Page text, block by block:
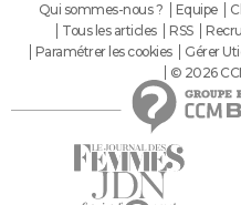
Qui sommes-nous ? Equipe
Tous les articles
RSS
Paramétrer les cookies
Gérer
© 2026